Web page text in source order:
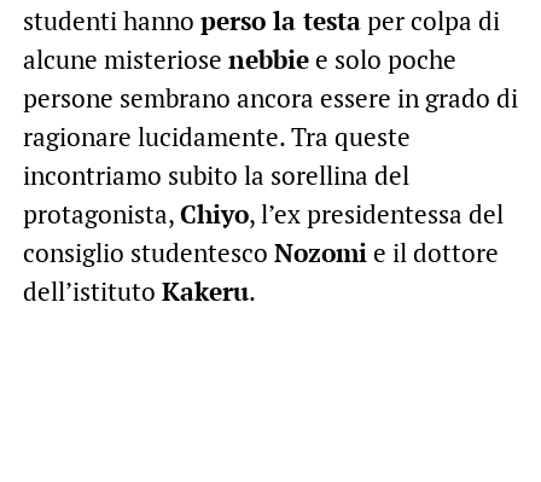
studenti hanno perso la testaper colpa di
alcune misteriose nebbiee solo poche
persone sembrano ancora essere in grado di
ragionare lucidamente. Tra queste
incontriamo subito la sorellina del
protagonista,Chiyo, l’ex presidentessa del
consiglio studentesco Nozomie il dottore
dell’istituto Kakeru.